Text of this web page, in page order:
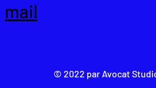
dans un exercice
qui permettent de
le grand Tout
immobile, pulsion
mail
© 2022 par Avocat